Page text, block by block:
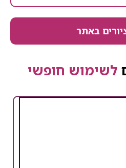
באתר
לשימוש חופשי